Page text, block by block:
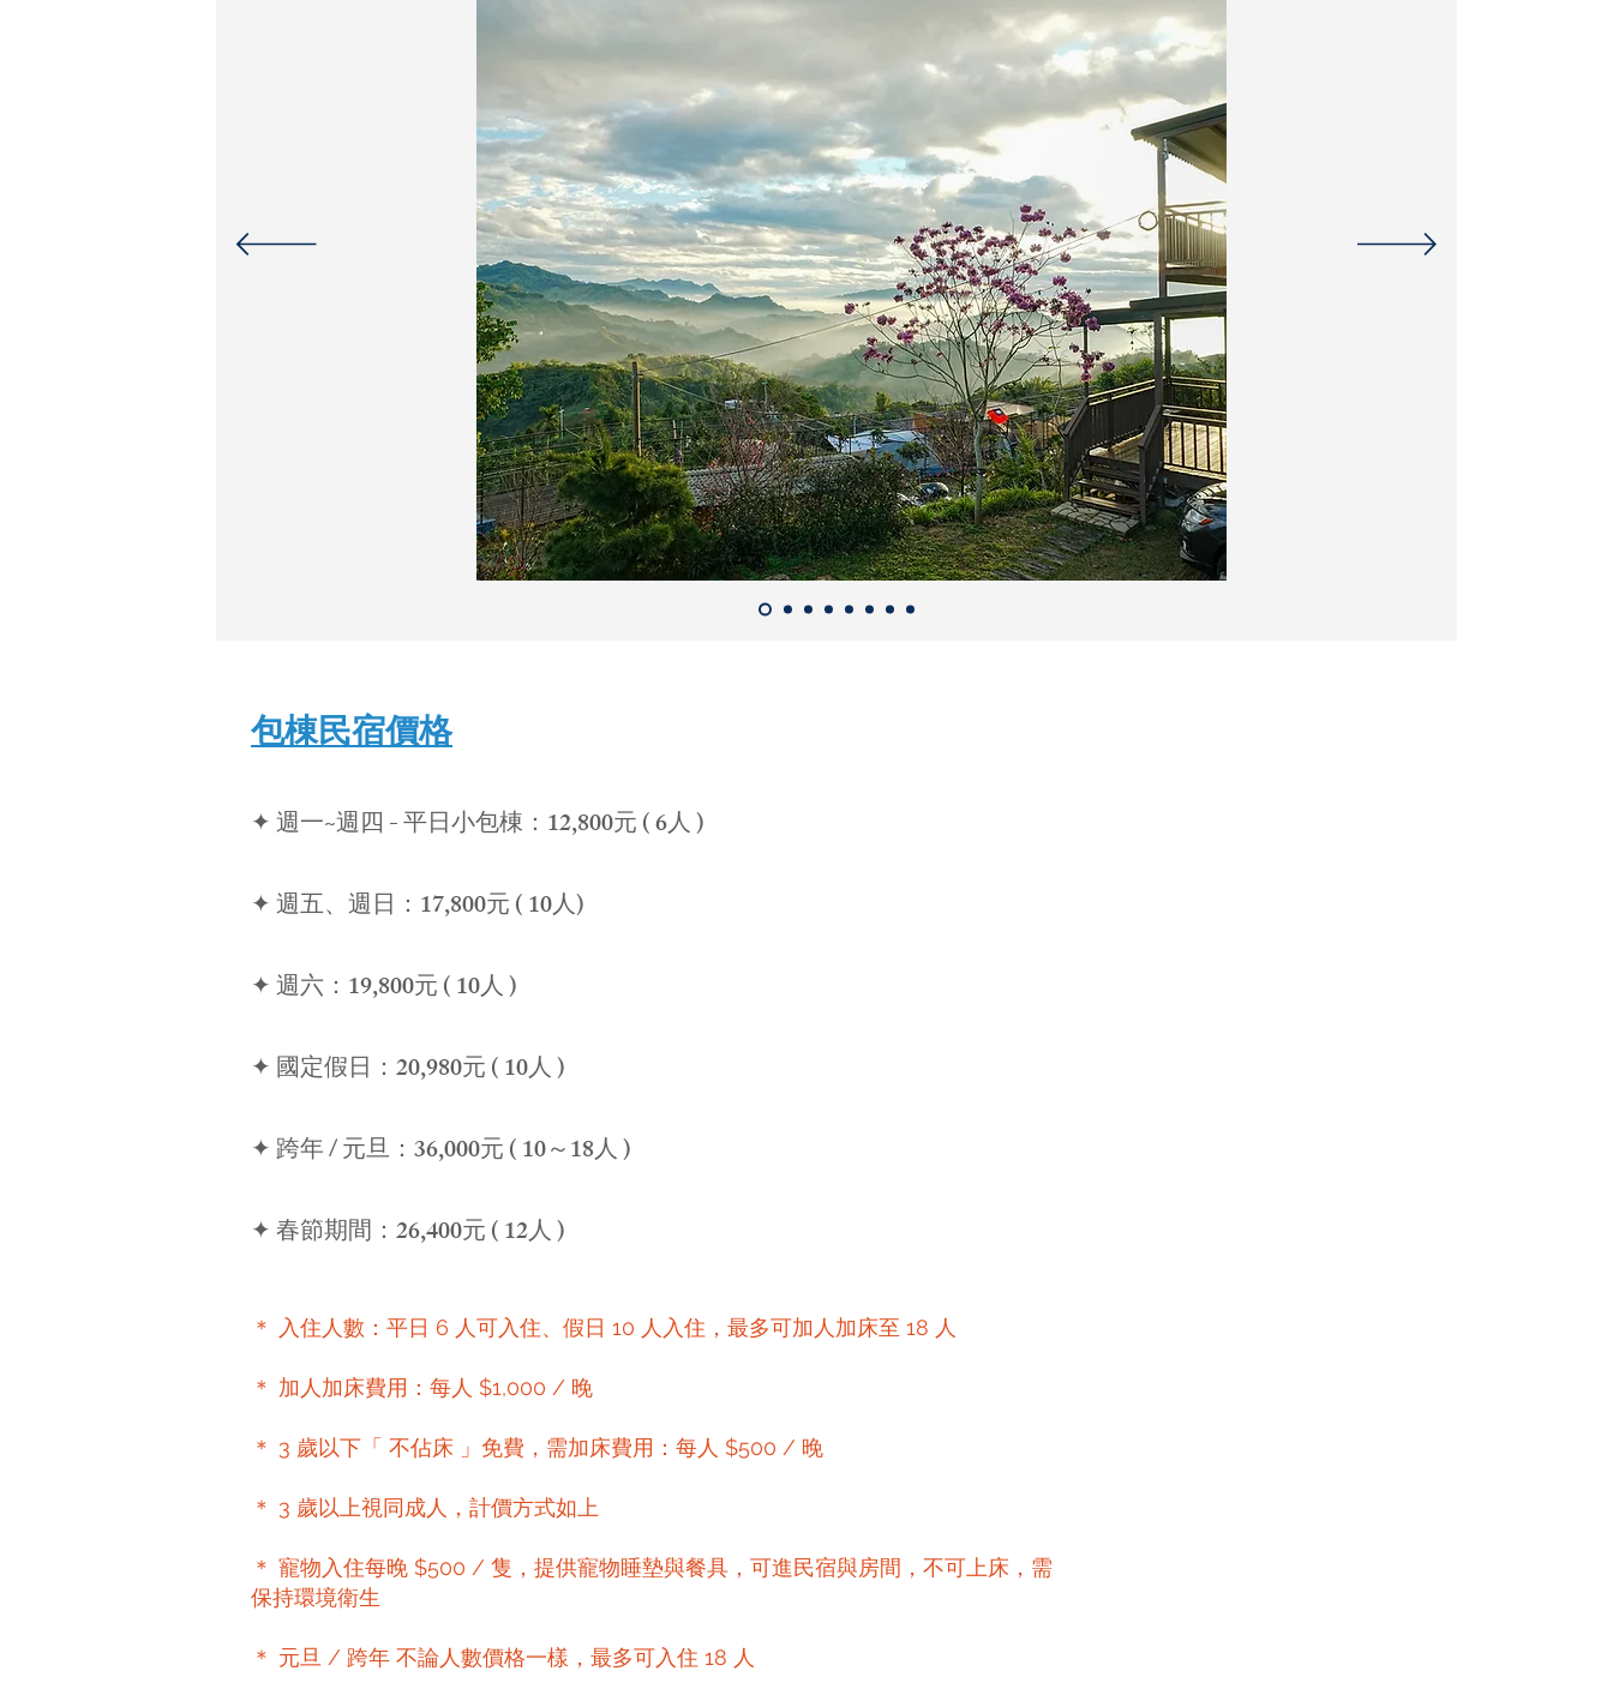
包棟民宿價格
✦ 週一~週四 - 平日小包棟：12,800元 ( 6人 )
✦ 週五、週日：17,800元 ( 10人)
✦ 週六：19,800元 ( 10人 )
✦ 國定假日：20,980元 ( 10人 )
✦ 跨年 / 元旦：36,000元 ( 10～18人 )
✦ 春節期間：26,400元 ( 12人 )
＊ 入住人數：平日 6 人可入住、假日 10 人入住，最多可加人加床至 18 人​​
＊ 加人加床費用：每人 $1,000 / 晚
＊ 3 歲以下「 不佔床 」免費，需加床費用：每人 $500 / 晚
＊ 3 歲以上視同成人，計價方式如上
＊ 寵物入住每晚 $500 / 隻，提供寵物睡墊與餐具，可進民宿與房間，不可上床，需
保持環境衛生
＊ 元旦 / 跨年 不論人數價格一樣，最多可入住 18 人